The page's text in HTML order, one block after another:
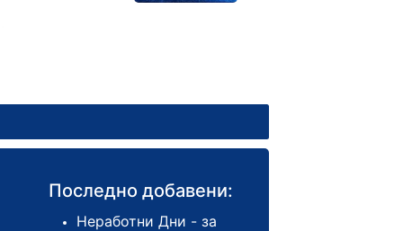
Последно добавени:
Неработни Дни - за